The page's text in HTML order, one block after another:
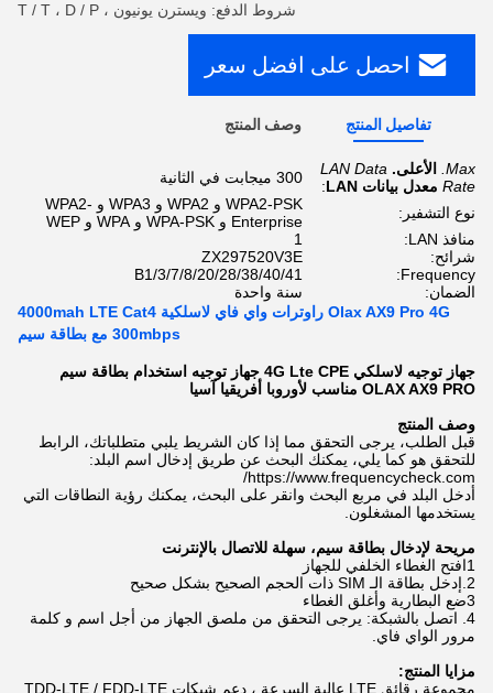
شروط الدفع: ويسترن يونيون ، T / T ، D / P
احصل على افضل سعر
تفاصيل المنتج وصف المنتج
Max. الأعلى. LAN Data
Rate معدل بيانات LAN :
300 ميجابت في الثانية
نوع التشفير:
WPA2-PSK و WPA2 و WPA3 و WPA2-
Enterprise و WPA-PSK و WPA و WEP
منافذ LAN:
1
شرائح:
ZX297520V3E
Frequency:
B1/3/7/8/20/28/38/40/41
الضمان:
سنة واحدة
Olax AX9 Pro 4G راوترات واي فاي لاسلكية 4000mah LTE Cat4
300mbps مع بطاقة سيم
جهاز توجيه لاسلكي 4G Lte CPE جهاز توجيه استخدام بطاقة سيم
OLAX AX9 PRO مناسب لأوروبا أفريقيا آسيا
وصف المنتج
قبل الطلب، يرجى التحقق مما إذا كان الشريط يلبي متطلباتك، الرابط
للتحقق هو كما يلي، يمكنك البحث عن طريق إدخال اسم البلد:
https://www.frequencycheck.com/
أدخل البلد في مربع البحث وانقر على البحث، يمكنك رؤية النطاقات التي
يستخدمها المشغلون.
مريحة لإدخال بطاقة سيم، سهلة للاتصال بالإنترنت
1افتح الغطاء الخلفي للجهاز
2.إدخل بطاقة الـ SIM ذات الحجم الصحيح بشكل صحيح
3ضع البطارية وأغلق الغطاء
4. اتصل بالشبكة: يرجى التحقق من ملصق الجهاز من أجل اسم و كلمة
مرور الواي فاي.
مزايا المنتج:
مجموعة رقائق LTE عالية السرعة ، دعم شبكات TDD-LTE / FDD-LTE